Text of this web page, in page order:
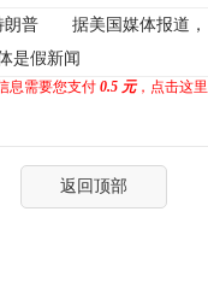
普 据美国媒体报道，
是假新闻
息需要您支付 0.5 元，点击这
返回顶部